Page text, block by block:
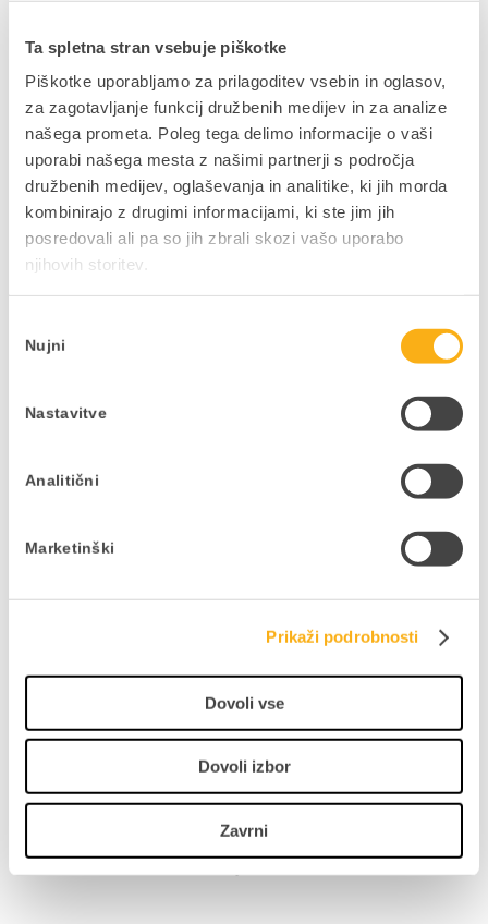
Ta spletna stran vsebuje piškotke
Piškotke uporabljamo za prilagoditev vsebin in oglasov,
za zagotavljanje funkcij družbenih medijev in za analize
našega prometa. Poleg tega delimo informacije o vaši
uporabi našega mesta z našimi partnerji s področja
družbenih medijev, oglaševanja in analitike, ki jih morda
kombinirajo z drugimi informacijami, ki ste jim jih
posredovali ali pa so jih zbrali skozi vašo uporabo
njihovih storitev.
soglasja
Nujni
Nastavitve
Analitični
Marketinški
Prikaži podrobnosti
Dovoli vse
Dovoli izbor
Zavrni
inovacijskem stičišču izberejo ustrezno
usposabljanje ter nadgradijo svoje znanje na
področju digitalizacije.
Oglejte si video – DIGITALIZACIJA S PANTHEON-
om
S simboličnim podpisom želimo nagovoriti vse
posameznike, zaposlene, sodelavce, partnerje in
uporabnike s katerimi se vsak dan učimo,
probleme in rešitve. Brez vseh naštetih vsega
skupaj ne bi bilo. Redno berite naše objave in
nam sporočite katere teme in informacije vas
zanimajo. Danes bolj kot kdajkoli velja: kdor ima
informacijo, ima moč. Datalabov tim svoje
Delite prispevek
NAZAJ NA BLOG